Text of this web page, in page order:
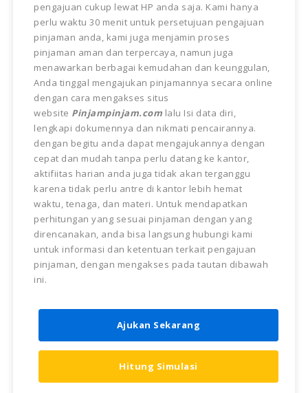
pengajuan cukup lewat HP anda saja. Kami hanya
perlu waktu 30 menit untuk persetujuan pengajuan
pinjaman anda, kami juga menjamin proses
pinjaman aman dan terpercaya, namun juga
menawarkan berbagai kemudahan dan keunggulan,
Anda tinggal mengajukan pinjamannya secara online
dengan cara mengakses situs
website Pinjampinjam.com lalu Isi data diri,
lengkapi dokumennya dan nikmati pencairannya.
dengan begitu anda dapat mengajukannya dengan
cepat dan mudah tanpa perlu datang ke kantor,
aktifiitas harian anda juga tidak akan terganggu
karena tidak perlu antre di kantor lebih hemat
waktu, tenaga, dan materi. Untuk mendapatkan
perhitungan yang sesuai pinjaman dengan yang
direncanakan, anda bisa langsung hubungi kami
untuk informasi dan ketentuan terkait pengajuan
pinjaman, dengan mengakses pada tautan dibawah
ini.
Ajukan Sekarang
Hitung Simulasi